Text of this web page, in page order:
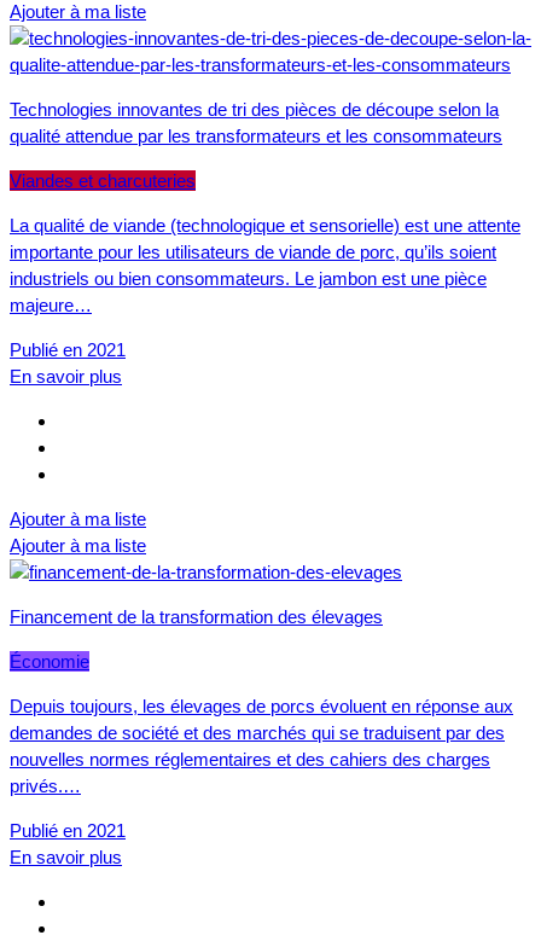
Ajouter à ma liste
Technologies innovantes de tri des pièces de découpe selon la
qualité attendue par les transformateurs et les consommateurs
Viandes et charcuteries
La qualité de viande (technologique et sensorielle) est une attente
importante pour les utilisateurs de viande de porc, qu’ils soient
industriels ou bien consommateurs. Le jambon est une pièce
majeure…
Publié en 2021
En savoir plus
Ajouter à ma liste
Ajouter à ma liste
Financement de la transformation des élevages
Économie
Depuis toujours, les élevages de porcs évoluent en réponse aux
demandes de société et des marchés qui se traduisent par des
nouvelles normes réglementaires et des cahiers des charges
privés.…
Publié en 2021
En savoir plus